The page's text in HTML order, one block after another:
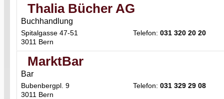
Thalia Bücher AG
Buchhandlung
Spitalgasse 47-51
3011 Bern
Telefon: 031 320 20 20
MarktBar
Bar
Bubenbergpl. 9
3011 Bern
Telefon: 031 329 29 08